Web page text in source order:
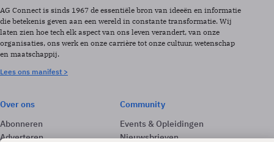
AG Connect is sinds 1967 de essentiële bron van ideeën en informatie
die betekenis geven aan een wereld in constante transformatie. Wij
laten zien hoe tech elk aspect van ons leven verandert, van onze
organisaties, ons werk en onze carrière tot onze cultuur, wetenschap
en maatschappij.
Lees ons manifest >
Over ons
Abonneren
Adverteren
Community
Events & Opleidingen
Nieuwsbrieven